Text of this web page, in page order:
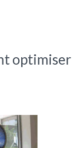
optimiser